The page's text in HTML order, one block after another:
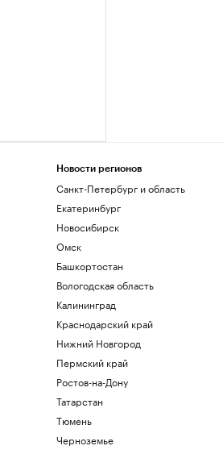
Новости регионов
Санкт-Петербург и область
Екатеринбург
Новосибирск
Омск
Башкортостан
Вологодская область
Калининград
Краснодарский край
Нижний Новгород
Пермский край
Ростов-на-Дону
Татарстан
Тюмень
Черноземье